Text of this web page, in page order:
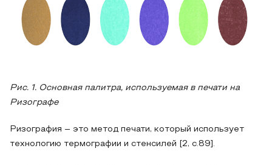
Рис. 1. Основная палитра, используемая в печати на
Ризографе
Ризография – это метод печати, который использует
технологию термографии и стенсилей [2, c.89].